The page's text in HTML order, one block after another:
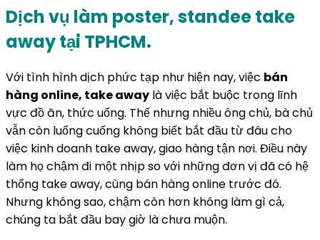
Dịch vụ làm poster, standee take
away tại TPHCM.
Với tình hình dịch phức tạp như hiện nay, việc bán
hàng online, take away là việc bắt buộc trong lĩnh
vực đồ ăn, thức uống. Thế nhưng nhiều ông chủ, bà chủ
vẫn còn luống cuống không biết bắt đầu từ đâu cho
việc kinh doanh take away, giao hàng tận nơi. Điều này
làm họ chậm đi một nhịp so với những đơn vị đã có hệ
thống take away, cùng bán hàng online trước đó.
Nhưng không sao, chậm còn hơn không làm gì cả,
chúng ta bắt đầu bay giờ là chưa muộn.